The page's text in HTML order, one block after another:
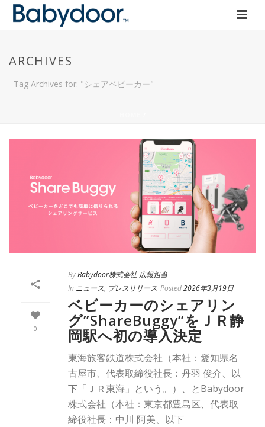
ARCHIVES
Tag Archives for: "シェアベビーカー"
0
ByBabydoor株式会社 広報担当
In ニュース, プレスリリース Posted2026年3月19日
ベビーカーのシェアリン
グ”ShareBuggy”をＪＲ静
岡駅へ初の導入決定
東海旅客鉄道株式会社（本社：愛知県名
古屋市、代表取締役社長：丹羽 俊介、以
下「ＪＲ東海」という。）、とBabydoor
株式会社（本社：東京都豊島区、代表取
締役社長：中川 阿美、以下